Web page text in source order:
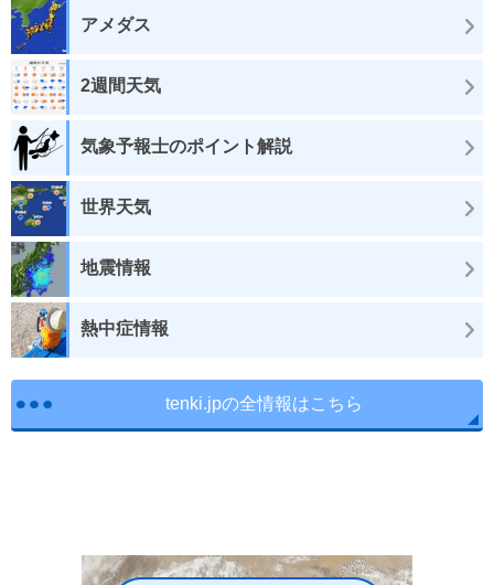
アメダス
2週間天気
気象予報士のポイント解説
世界天気
地震情報
熱中症情報
tenki.jpの全情報はこちら